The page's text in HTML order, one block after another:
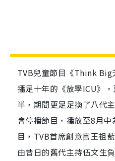
TVB兒童節目《Think Big
播足十年的《放學ICU》
半，期間更足足換了八代
會停播節目，播放至8月
目，TVB首席創意官王祖
由昔日的舊代主持伍文生